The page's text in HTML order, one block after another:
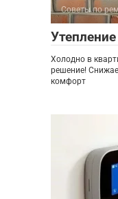
Советы по
Холодно в
решение!
комфорт